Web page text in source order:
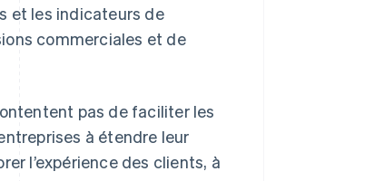
et les indicateurs de
commerciales et de
pas de faciliter les
à étendre leur
l’expérience des clients, à